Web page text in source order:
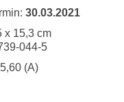
30.03.2021
x 15,3 cm
044-5
(A)